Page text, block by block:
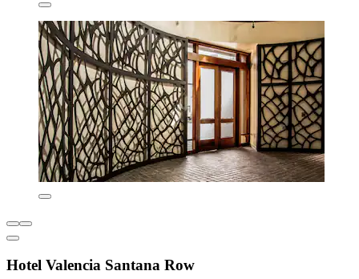
Hotel Valencia Santana Row